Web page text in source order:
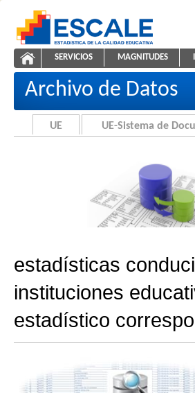
ESCALE - Unidad de
Archivo de Datos
NAVEGACIÓN
SERVICIOS MAGNITUDES
Archivo de Datos
UE UE-Sistema de
estadísticas
instituciones
estadístico